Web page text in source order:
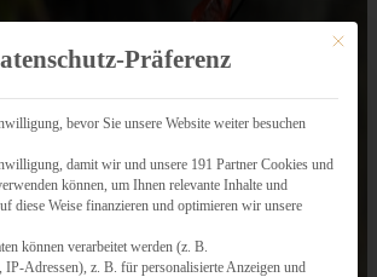
Mit
Präferenz
bevor Sie unsere Website weiter besuchen
damit wir und unsere 191 Partner Cookies und
können, um Ihnen relevante Inhalte und
diese Weise finanzieren und optimieren wir unsere
können verarbeitet werden (z. B.
IP-Adressen), z. B. für personalisierte Anzeigen und